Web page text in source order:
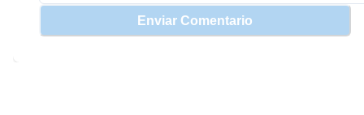
Enviar Comentario